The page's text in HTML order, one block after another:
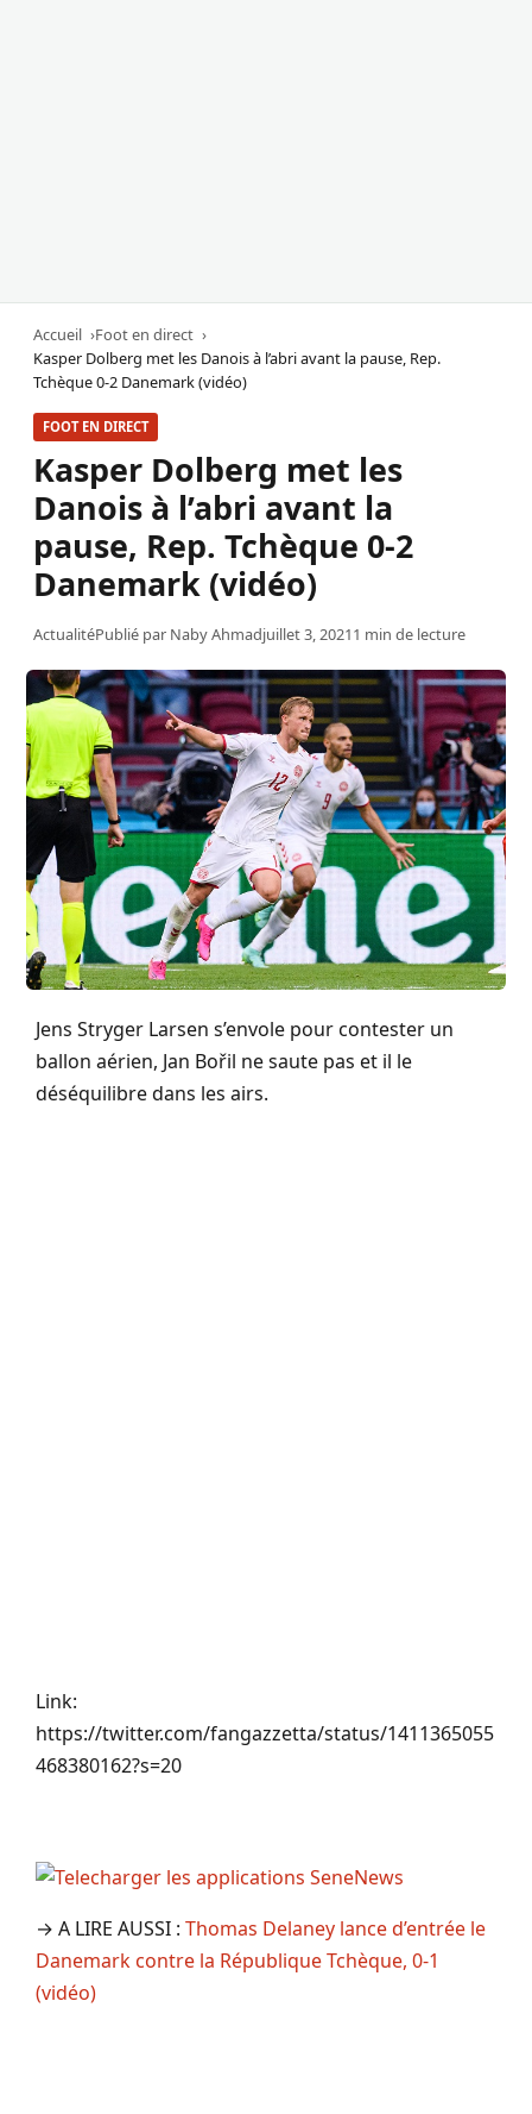
Accueil
Foot en direct
Kasper Dolberg met les Danois à l’abri avant la pause, Rep.
Tchèque 0-2 Danemark (vidéo)
FOOT EN DIRECT
Kasper Dolberg met les
Danois à l’abri avant la
pause, Rep. Tchèque 0-2
Danemark (vidéo)
ActualitéPublié par Naby Ahmadjuillet 3, 20211 min de lecture
Jens Stryger Larsen s’envole pour contester un
ballon aérien, Jan Bořil ne saute pas et il le
déséquilibre dans les airs.
Link:
https://twitter.com/fangazzetta/status/1411365055
468380162?s=20
→ A LIRE AUSSI : Thomas Delaney lance d’entrée le
Danemark contre la République Tchèque, 0-1
(vidéo)